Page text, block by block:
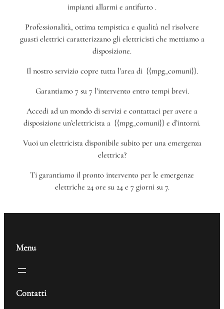
impianti allarmi e antifurto .
Professionalità, ottima tempistica e qualità nel risolvere
guasti elettrici caratterizzano gli elettricisti che mettiamo a
disposizione.
Il nostro servizio copre tutta l’area di {{mpg_comuni}}.
Garantiamo 7 su 7 l’intervento entro tempi brevi.
Accedi ad un mondo di servizi e contattaci per avere a
disposizione un’elettricista a {{mpg_comuni}} e d’intorni.
Vuoi un elettricista disponibile subito per una emergenza
elettrica?
Ti garantiamo il pronto intervento per le emergenze
elettriche 24 ore su 24 e 7 giorni su 7.
Menu
Contatti